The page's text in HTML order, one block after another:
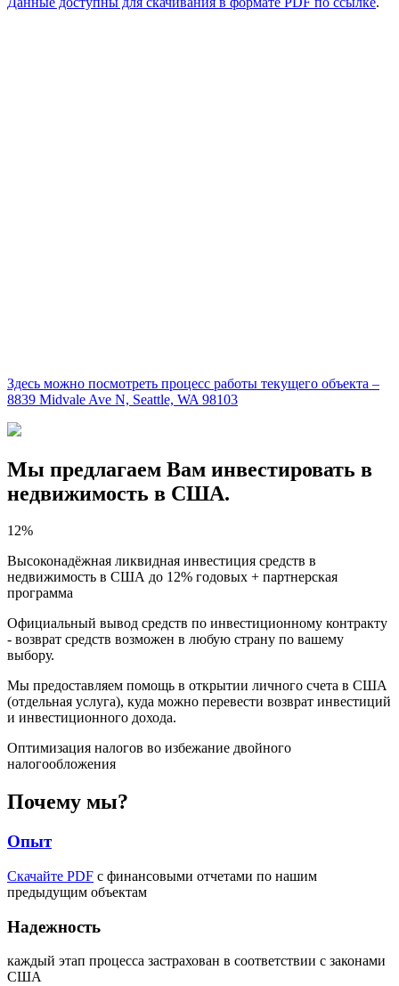
Здесь можно посмотреть процесс работы текущего объекта –
8839 Midvale Ave N, Seattle, WA 98103
Мы предлагаем Вам инвестировать в
недвижимость в США.
12%
Высоконадёжная ликвидная инвестиция средств в
недвижимость в США до 12% годовых + партнерская
программа
Официальный вывод средств по инвестиционному контракту
- возврат средств возможен в любую страну по вашему
выбору.
Мы предоставляем помощь в открытии личного счета в США
(отдельная услуга), куда можно перевести возврат инвестиций
и инвестиционного дохода.
Оптимизация налогов во избежание двойного
налогообложения
Почему мы?
Опыт
Скачайте PDF с финансовыми отчетами по нашим
предыдущим объектам
Надежность
каждый этап процесса застрахован в соответствии с законами
США